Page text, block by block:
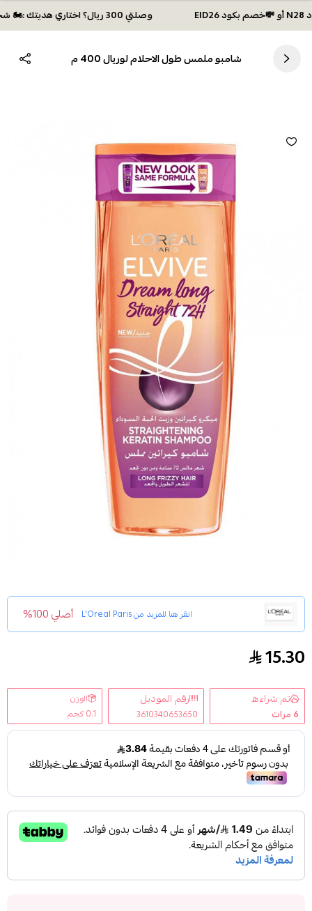
وصلتي 300 ريال؟ اختاري هديتك :🏍 شحن مجاني بكود N28 أو 💸خصم بكود EID26
شامبو ملمس طول الاحلام لوريال 400 م
انقر هنا للمزيد منL'Oreal Paris أصلي 100%
شامبو ملمس طول الاحلام لوريال 400 م
15.30
تم شراءه
6 مرات
رقم الموديل
3610340653650
الوزن
0.1 كجم